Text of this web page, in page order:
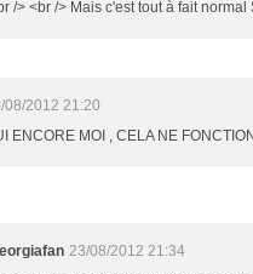
/> <br /> Mais c'est tout à fait
08/2012 21:20
ENCORE MOI , CELA NE
23/08/2012 21:34